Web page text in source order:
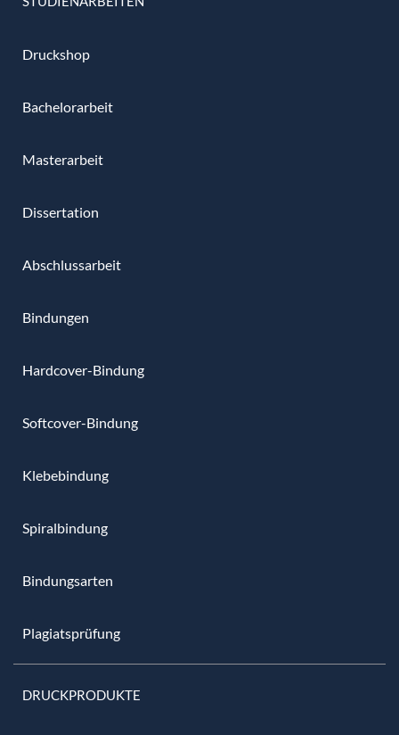
Druckshop
Bachelorarbeit
Masterarbeit
Dissertation
Abschlussarbeit
Bindungen
Hardcover-Bindung
Softcover-Bindung
Klebebindung
Spiralbindung
Bindungsarten
Plagiatsprüfung
DRUCKPRODUKTE